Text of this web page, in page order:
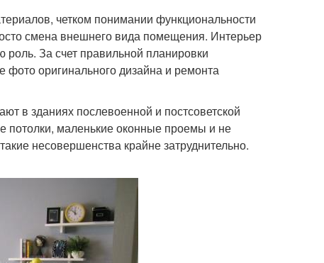
четком понимании функциональности
смена внешнего вида помещения. Интерьер
За счет правильной планировки
фото оригинального дизайна и ремонта
в зданиях послевоенной и постсоветской
маленькие оконные проемы и не
несовершенства крайне затруднительно.